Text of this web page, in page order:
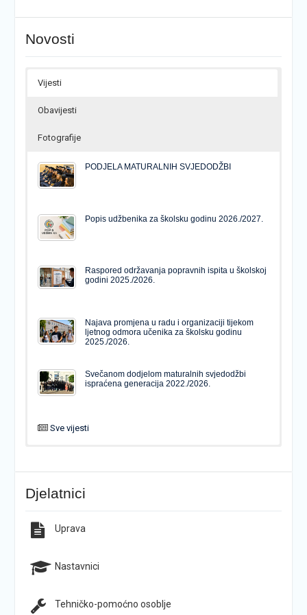
Novosti
Vijesti
Obavijesti
Fotografije
PODJELA MATURALNIH SVJEDODŽBI
Popis udžbenika za školsku godinu 2026./2027.
Raspored održavanja popravnih ispita u školskoj
godini 2025./2026.
Najava promjena u radu i organizaciji tijekom
ljetnog odmora učenika za školsku godinu
2025./2026.
Svečanom dodjelom maturalnih svjedodžbi
ispraćena generacija 2022./2026.
Sve vijesti
Popis udžbenika za školsku godinu 2026./2027.
godini 2025./2026.
Najava promjena u radu i organizaciji tijekom
Natječaj za upis u 1. razred Katoličke gimnazije s
pravom javnosti
Završna konferencija ŠPD-a “Pegaz”
Djelatnici
Uprava
Nastavnici
Tehničko-pomoćno osoblje